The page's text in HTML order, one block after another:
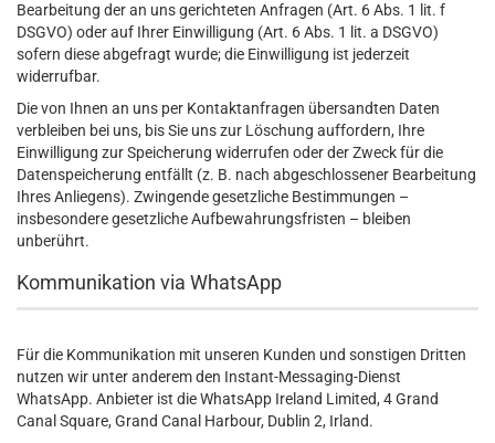
Bearbeitung der an uns gerichteten Anfragen (Art. 6 Abs. 1 lit. f
DSGVO) oder auf Ihrer Einwilligung (Art. 6 Abs. 1 lit. a DSGVO)
sofern diese abgefragt wurde; die Einwilligung ist jederzeit
widerrufbar.
Die von Ihnen an uns per Kontaktanfragen übersandten Daten
verbleiben bei uns, bis Sie uns zur Löschung auffordern, Ihre
Einwilligung zur Speicherung widerrufen oder der Zweck für die
Datenspeicherung entfällt (z. B. nach abgeschlossener Bearbeitung
Ihres Anliegens). Zwingende gesetzliche Bestimmungen –
insbesondere gesetzliche Aufbewahrungsfristen – bleiben
unberührt.
Kommunikation via WhatsApp
Für die Kommunikation mit unseren Kunden und sonstigen Dritten
nutzen wir unter anderem den Instant-Messaging-Dienst
WhatsApp. Anbieter ist die WhatsApp Ireland Limited, 4 Grand
Canal Square, Grand Canal Harbour, Dublin 2, Irland.